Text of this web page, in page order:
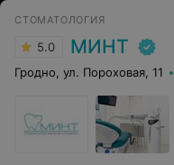
СТОМАТОЛОГИЯ
5.0 МИНТ
Гродно, ул. Пороховая, 11